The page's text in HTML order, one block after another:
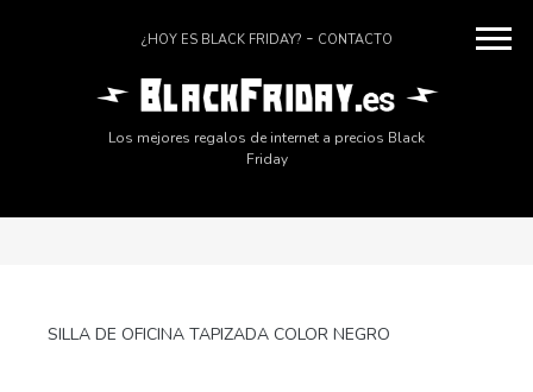
¿HOY ES BLACK FRIDAY? CONTACTO
Los mejores regalos de internet a precios Black
Friday
SILLA DE OFICINA TAPIZADA COLOR NEGRO